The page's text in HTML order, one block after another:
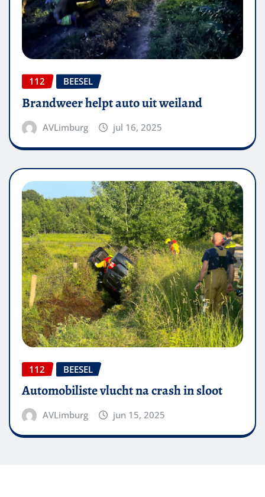
112 BEESEL
Brandweer helpt auto uit weiland
AVLimburg jul 16, 2025
112 BEESEL
Automobiliste vlucht na crash in sloot
AVLimburg jun 15, 2025